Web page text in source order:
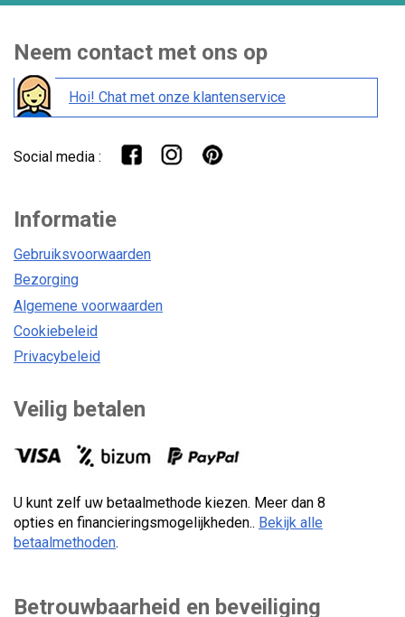
Neem contact met ons op
Hoi! Chat met onze klantenservice
Social media :
Informatie
Gebruiksvoorwaarden
Bezorging
Algemene voorwaarden
Cookiebeleid
Privacybeleid
Veilig betalen
U kunt zelf uw betaalmethode kiezen. Meer dan 8
opties en financieringsmogelijkheden.. Bekijk alle
betaalmethoden.
Betrouwbaarheid en beveiliging